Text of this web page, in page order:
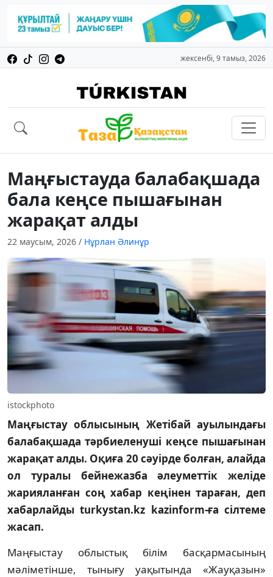
жексенбі, 9 тамыз, 2026
Маңғыстауда балабақшада
бала кеңсе пышағынан
жарақат алды
22 маусым, 2026 / Нұрлан Әлинұр
istockphoto
Маңғыстау облысының Жетібай ауылындағы
балабақшада тәрбиеленуші кеңсе пышағынан
жарақат алды. Оқиға 20 сәуірде болған, алайда
ол туралы бейнежазба әлеуметтік желіде
жарияланған соң хабар кеңінен тараған, деп
хабарлайды turkystan.kz kazinform-ға сілтеме
жасап.
Маңғыстау облыстық білім басқармасының
мәліметінше, тынығу уақытында «Жауқазын»